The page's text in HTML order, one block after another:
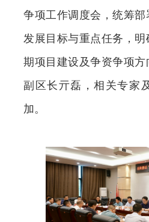
争项工作调度会，统筹
发展目标与重点任务，
期项目建设及争资争项
副区长亓磊，相关专家
加。